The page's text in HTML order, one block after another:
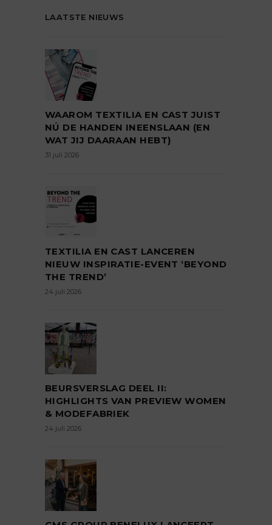
LAATSTE NIEUWS
WAAROM TEXTILIA EN CAST JUIST
NÚ DE HANDEN INEENSLAAN (EN
WAT JIJ DAARAAN HEBT)
31 juli 2026
TEXTILIA EN CAST LANCEREN
NIEUW INSPIRATIE-EVENT ‘BEYOND
THE TREND’
24 juli 2026
BEURSVERSLAG DEEL II:
HIGHLIGHTS VAN PREVIEW WOMEN
& MODEFABRIEK
24 juli 2026